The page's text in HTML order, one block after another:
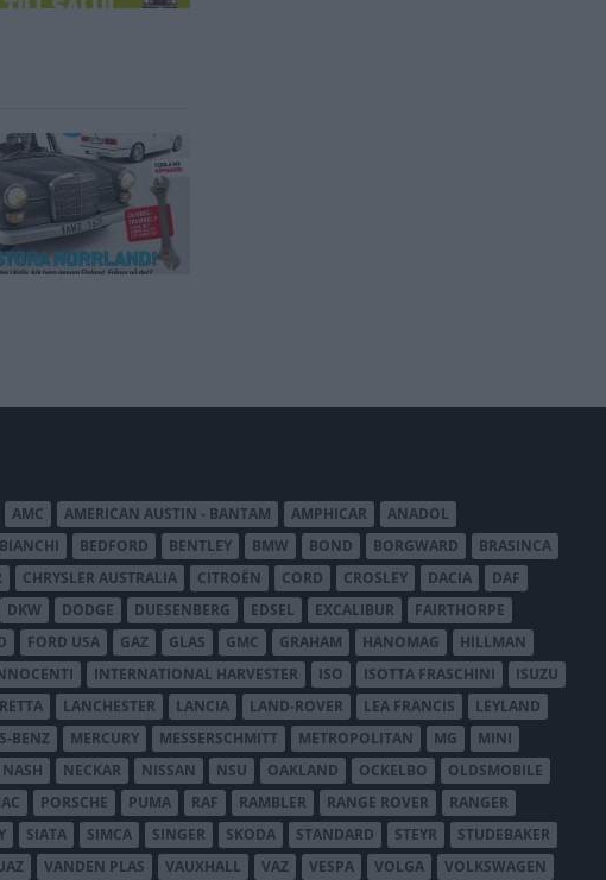
AMC AMERICAN AUSTIN - BANTAM AMPHICAR
ANADOL
BEDFORD BENTLEY BMW BOND BORGWARD
BRASINCA
CHRYSLER AUSTRALIA CITROËN CORD CROSLEY DACIA
DAF
DKW DODGE DUESENBERG EDSEL EXCALIBUR
FAIRTHORPE
FORD USA GAZ GLAS GMC GRAHAM HANOMAG
HILLMAN
INTERNATIONAL HARVESTER ISO ISOTTA FRASCHINI
ISUZU
LANCHESTER LANCIA LAND-ROVER LEA FRANCIS
LEYLAND
BENZ MERCURY MESSERSCHMITT METROPOLITAN MG
MINI
NASH NECKAR NISSAN NSU OAKLAND OCKELBO
OLDSMOBILE
PORSCHE PUMA RAF RAMBLER RANGE ROVER
RANGER
SIATA SIMCA SINGER SKODA STANDARD STEYR
STUDEBAKER
VANDEN PLAS VAUXHALL VAZ VESPA VOLGA VOLKSWAGEN